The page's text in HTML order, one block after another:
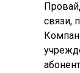
связи,